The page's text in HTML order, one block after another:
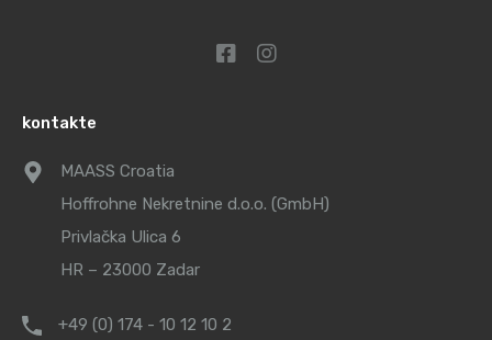
kontakte
MAASS Croatia
Hoffrohne Nekretnine d.o.o. (GmbH)
Privlačka Ulica 6
HR – 23000 Zadar
+49 (0) 174 - 10 12 10 2